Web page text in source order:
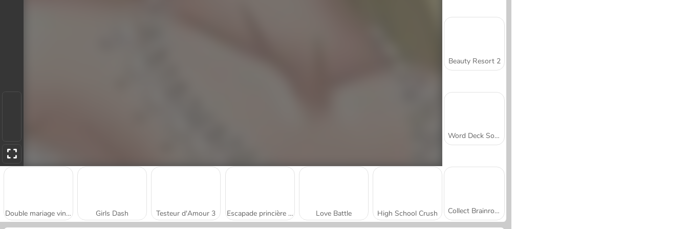
Double mariage vintage et glamour Girls Dash Testeur d'Amour 3 Escapade princière à Paris Love Battle High School Crush
Beauty Resort 2
Word Deck Solitaire
Collect Brainrot Arena